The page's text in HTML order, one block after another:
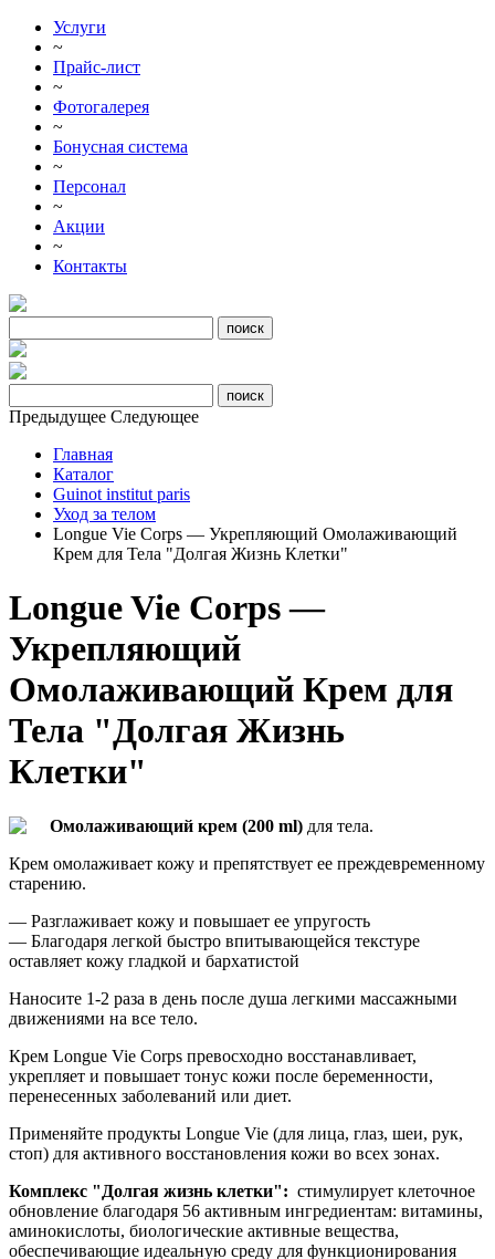
Услуги
~
Прайс-лист
~
Фотогалерея
~
Бонусная система
~
Персонал
~
Акции
~
Контакты
Предыдущее Следующее
Главная
Каталог
Guinot institut paris
Уход за телом
Longue Vie Corps — Укрепляющий Омолаживающий
Крем для Тела "Долгая Жизнь Клетки"
Longue Vie Corps —
Укрепляющий
Омолаживающий Крем для
Тела "Долгая Жизнь
Клетки"
Омолаживающий крем (200 ml) для тела.
Крем омолаживает кожу и препятствует ее преждевременному
старению.
— Разглаживает кожу и повышает ее упругость
— Благодаря легкой быстро впитывающейся текстуре
оставляет кожу гладкой и бархатистой
Наносите 1-2 раза в день после душа легкими массажными
движениями на все тело.
Крем Longue Vie Corps превосходно восстанавливает,
укрепляет и повышает тонус кожи после беременности,
перенесенных заболеваний или диет.
Применяйте продукты Longue Vie (для лица, глаз, шеи, рук,
стоп) для активного восстановления кожи во всех зонах.
Комплекс "Долгая жизнь клетки": стимулирует клеточное
обновление благодаря 56 активным ингредиентам: витамины,
аминокислоты, биологические активные вещества,
обеспечивающие идеальную среду для функционирования